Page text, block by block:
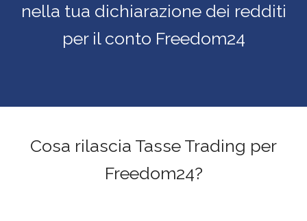
nella tua dichiarazione dei redditi
per il conto Freedom24
Cosa rilascia Tasse Trading per
Freedom24?